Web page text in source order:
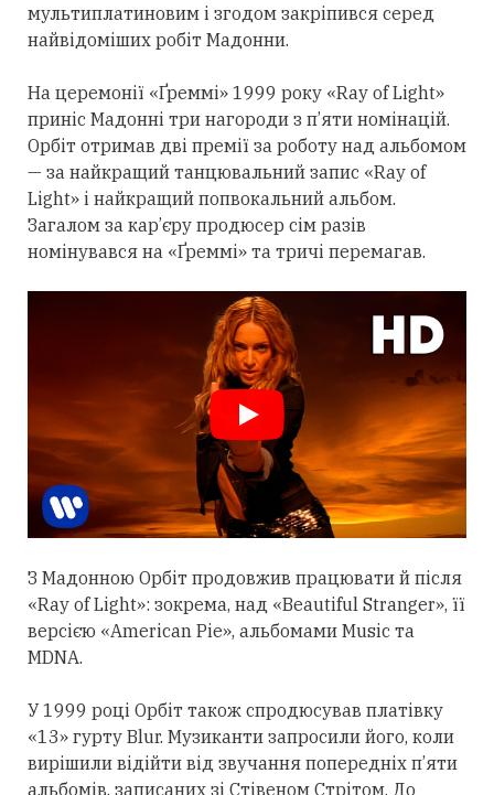
мультиплатиновим і згодом закріпився серед
найвідоміших робіт Мадонни.
На церемонії «Ґреммі» 1999 року «Ray of Light»
приніс Мадонні три нагороди з п’яти номінацій.
Орбіт отримав дві премії за роботу над альбомом
— за найкращий танцювальний запис «Ray of
Light» і найкращий попвокальний альбом.
Загалом за кар’єру продюсер сім разів
номінувався на «Ґреммі» та тричі перемагав.
З Мадонною Орбіт продовжив працювати й після
«Ray of Light»: зокрема, над «Beautiful Stranger», її
версією «American Pie», альбомами Music та
MDNA.
У 1999 році Орбіт також спродюсував платівку
«13» гурту Blur. Музиканти запросили його, коли
вирішили відійти від звучання попередніх п’яти
альбомів, записаних зі Стівеном Стрітом. До